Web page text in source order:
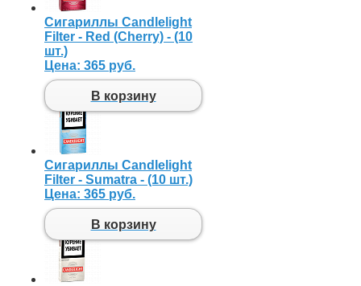
Сигариллы Candlelight
Filter - Red (Cherry) - (10
шт.)
Цена: 365 руб.
В корзину
Сигариллы Candlelight
Filter - Sumatra - (10 шт.)
Цена: 365 руб.
В корзину